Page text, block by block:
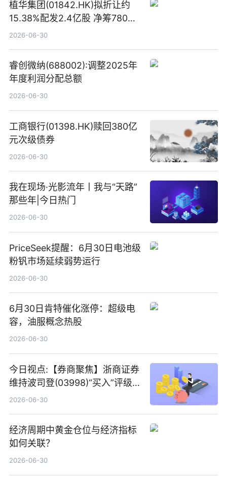
植华集团(01842.HK)拟折让约
15.38%配发2.4亿股 净筹780万
港元
2026-06-30
睿创微纳(688002):调整2025年
年度利润分配总额
2026-06-30
工商银行(01398.HK)赎回380亿
元次级债券
2026-06-30
我在现场·光影流年丨我与“天路”
那些年|今日热门
2026-06-30
PriceSeek提醒：6月30日电池级
粉钒市场延续弱势运行
2026-06-30
6月30日肯特催化涨停：超级电
容，油服概念热股
2026-06-30
今日视点:【券商聚焦】浙商证券
维持波司登(03998)“买入”评级
指其业绩高质量稳增长
2026-06-30
经济周期中黄金仓位与经济指标
如何关联？
2026-06-30